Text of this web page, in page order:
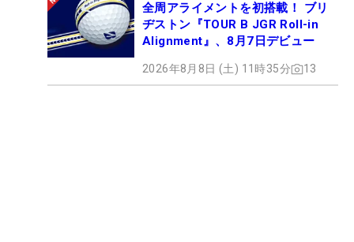
全周アライメントを初搭載！ ブリ
ヂストン『TOUR B JGR Roll-in
Alignment』、8月7日デビュー
2026年8月8日 (土) 11時35分 13